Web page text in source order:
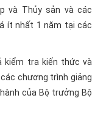
và Thủy sản và các
ít nhất 1 năm tại các
kiểm tra kiến thức và
chương trình giảng
của Bộ trưởng Bộ